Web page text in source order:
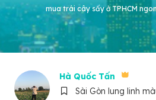
mua trái cây sấy ở TPHCM
Hà Quốc Tấn
Sài Gòn lung linh